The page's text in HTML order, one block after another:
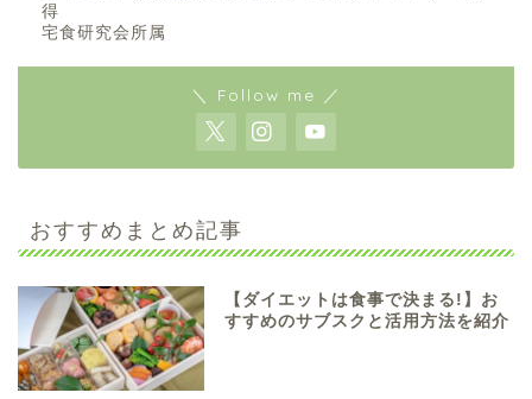
得
宅食研究会所属
＼ Follow me ／
おすすめまとめ記事
【ダイエットは食事で決まる!】お
すすめのサブスクと活用方法を紹介